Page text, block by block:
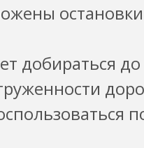
добираться